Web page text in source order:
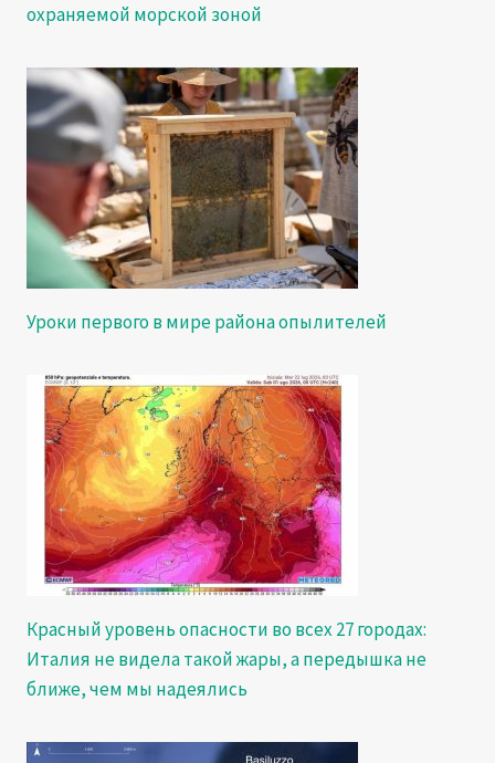
охраняемой морской зоной
Уроки первого в мире района опылителей
Красный уровень опасности во всех 27 городах:
Италия не видела такой жары, а передышка не
ближе, чем мы надеялись